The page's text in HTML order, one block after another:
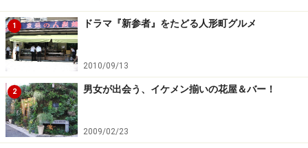
1 ドラマ『新参者』をたどる人形町グルメ
2010/09/13
2 男女が出会う、イケメン揃いの花屋＆バー！
2009/02/23